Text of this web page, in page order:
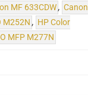
MF 633CDW, Canon
M252N , HP Color
MFP M277N